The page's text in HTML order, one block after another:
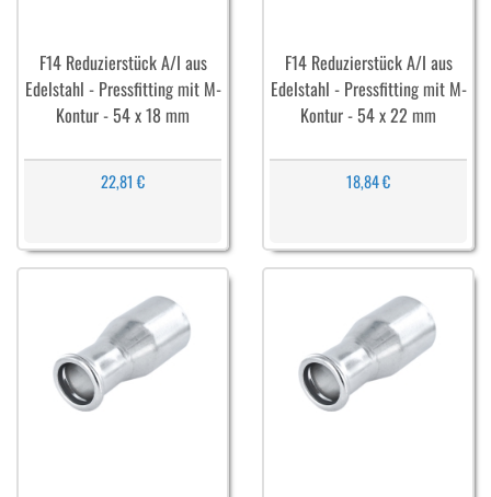
F14 Reduzierstück A/I aus
Edelstahl - Pressfitting mit M-
Kontur - 54 x 18 mm
22,81 €
F14 Reduzierstück A/I aus
Edelstahl - Pressfitting mit M-
Kontur - 54 x 22 mm
18,84 €